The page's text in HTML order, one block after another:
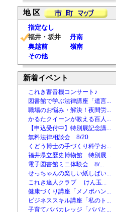
地 区
指定なし
福井・坂井
丹南
奥越前
嶺南
その他
新着イベント
これき蓄音機コンサート♪
図書館で学ぶ法律講座「遺言...
職場のお悩み・解決！夜間労...
かるたクイーンが教える百人...
【申込受付中】特別展記念講...
無料法律相談会 8/20
くどう博士の手づくり科学お...
福井県立歴史博物館 特別展...
電子図書館ミニ体験会 8/...
せっちゃんの楽しい紙しばい...
これき達人クラブ けん玉...
健康づくり講座「メノポハン...
ビジネススキル講座「私のト...
子育てパパカレッジ「パパと...